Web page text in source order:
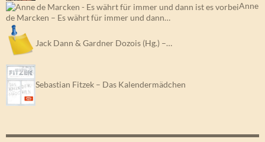
Anne
de Marcken – Es währt für immer und dann…
Jack Dann & Gardner Dozois (Hg.) –…
Sebastian Fitzek – Das Kalendermädchen